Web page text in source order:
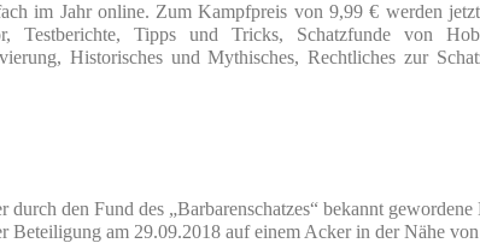
im Jahr online. Zum Kampfpreis von 9,99 € werden
Testberichte, Tipps und Tricks, Schatzfunde von
Historisches und Mythisches, Rechtliches zur
durch den Fund des „Barbarenschatzes“ bekannt
Beteiligung am 29.09.2018 auf einem Acker in der Nähe